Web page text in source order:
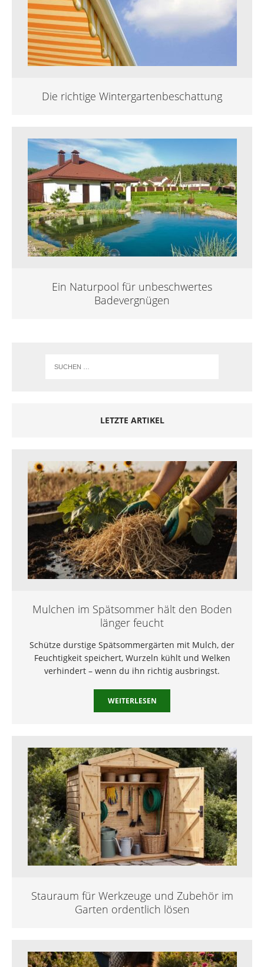
Die richtige Wintergartenbeschattung
Ein Naturpool für unbeschwertes
Badevergnügen
LETZTE ARTIKEL
Mulchen im Spätsommer hält den Boden
länger feucht
Schütze durstige Spätsommergärten mit Mulch, der
Feuchtigkeit speichert, Wurzeln kühlt und Welken
verhindert – wenn du ihn richtig ausbringst.
WEITERLESEN
Stauraum für Werkzeuge und Zubehör im
Garten ordentlich lösen